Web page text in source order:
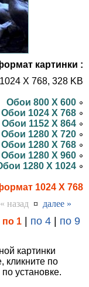
картинки :
X 768, 328 KB
Обои 800 X 600
Обои 1024 X 768
Обои 1152 X 864
Обои 1280 X 720
Обои 1280 X 768
Обои 1280 X 960
1280 X 1024
1024 X 768
« назад ¤ далее »
по 1 | по 4 | по 9
картинки
кликните по
установке.